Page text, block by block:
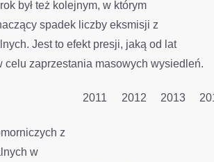
był też kolejnym, w którym
spadek liczby eksmisji z
Jest to efekt presji, jaką od lat
celu zaprzestania masowych wysiedleń.
2011 2012 2013
z
w